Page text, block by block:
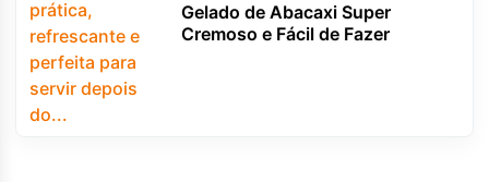
Gelado de Abacaxi Super
Cremoso e Fácil de Fazer